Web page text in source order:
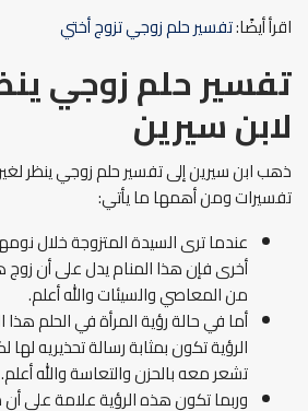
اقرأ أيضًا:تفسير حلم زوجي تزوج أختي
تفسير حلم زوجي
لابن سيرين
ذهب ابن سيرين إلى تفسير حلم زوجي ينظر
تفسيرات ومن أهمها ما يأتي:
عندما ترى السيدة المتزوجة خلال
أخرى فإن هذا المنام يدل على أن زوج
من المعاصي والسيئات والله أعلم.
أما في حالة رؤية المرأة في الحلم
الرؤية تكون بمثابة رسالة تحذيريه
تشعر معه بالحزن والتعاسة والله أعلم.
وربما تكون هذه الرؤية علامة على أن